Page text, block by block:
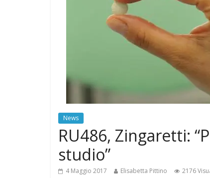
News
RU486, Zingaretti:
studio”
4 Maggio 2017 Elisabetta Pittino 2176